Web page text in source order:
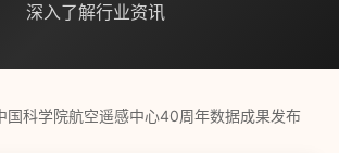
深入了解行业资讯
国科学院航空遥感中心40周年数据成果发布